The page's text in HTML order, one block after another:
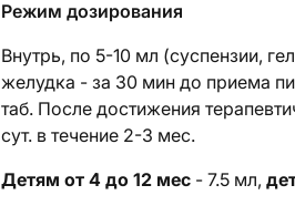
Режим дозирования
Внутрь, по 5-10 мл (суспензии,
желудка - за 30 мин до приема
таб. После достижения
сут. в течение 2-3 мес.
Детям от 4 до 12 мес - 7.5 мл,